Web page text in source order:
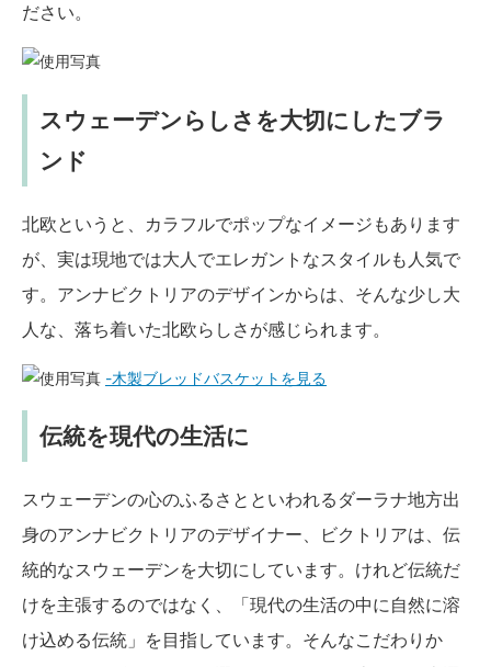
ださい。
スウェーデンらしさを大切にしたブラ
ンド
北欧というと、カラフルでポップなイメージもあります
が、実は現地では大人でエレガントなスタイルも人気で
す。アンナビクトリアのデザインからは、そんな少し大
人な、落ち着いた北欧らしさが感じられます。
-木製ブレッドバスケットを見る
伝統を現代の生活に
スウェーデンの心のふるさとといわれるダーラナ地方出
身のアンナビクトリアのデザイナー、ビクトリアは、伝
統的なスウェーデンを大切にしています。けれど伝統だ
けを主張するのではなく、「現代の生活の中に自然に溶
け込める伝統」を目指しています。そんなこだわりか